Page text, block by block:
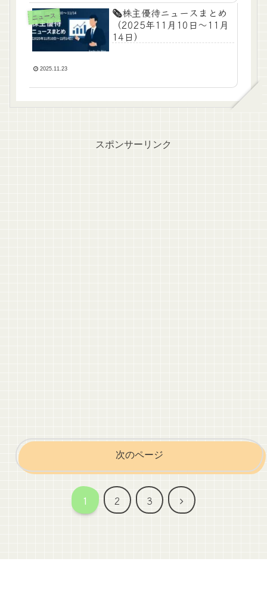
ニュース
🗞株主優待ニュースまとめ
（2025年11月10日〜11月
14日）
2025.11.23
スポンサーリンク
次のページ
1 2 3
次